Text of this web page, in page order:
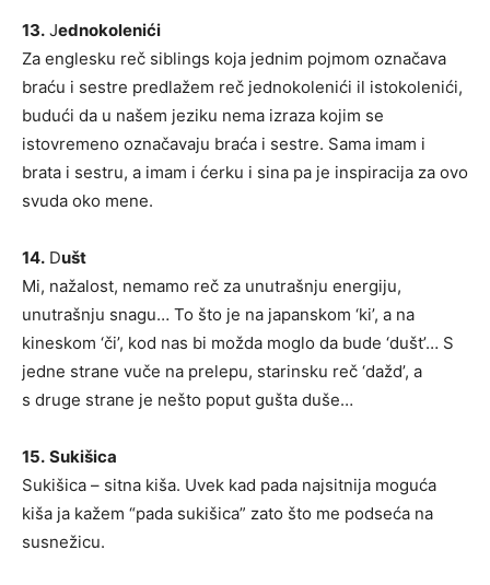
13. Jednokolenići
Za englesku reč siblings koja jednim pojmom označava
braću i sestre predlažem reč jednokolenići il istokolenići,
budući da u našem jeziku nema izraza kojim se
istovremeno označavaju braća i sestre. Sama imam i
brata i sestru, a imam i ćerku i sina pa je inspiracija za ovo
svuda oko mene.
14. Dušt
Mi, nažalost, nemamo reč za unutrašnju energiju,
unutrašnju snagu… To što je na japanskom ‘ki’, a na
kineskom ‘či’, kod nas bi možda moglo da bude ‘dušt’… S
jedne strane vuče na prelepu, starinsku reč ‘dažd’, a
s druge strane je nešto poput gušta duše…
15. Sukišica
Sukišica – sitna kiša. Uvek kad pada najsitnija moguća
kiša ja kažem “pada sukišica” zato što me podseća na
susnežicu.